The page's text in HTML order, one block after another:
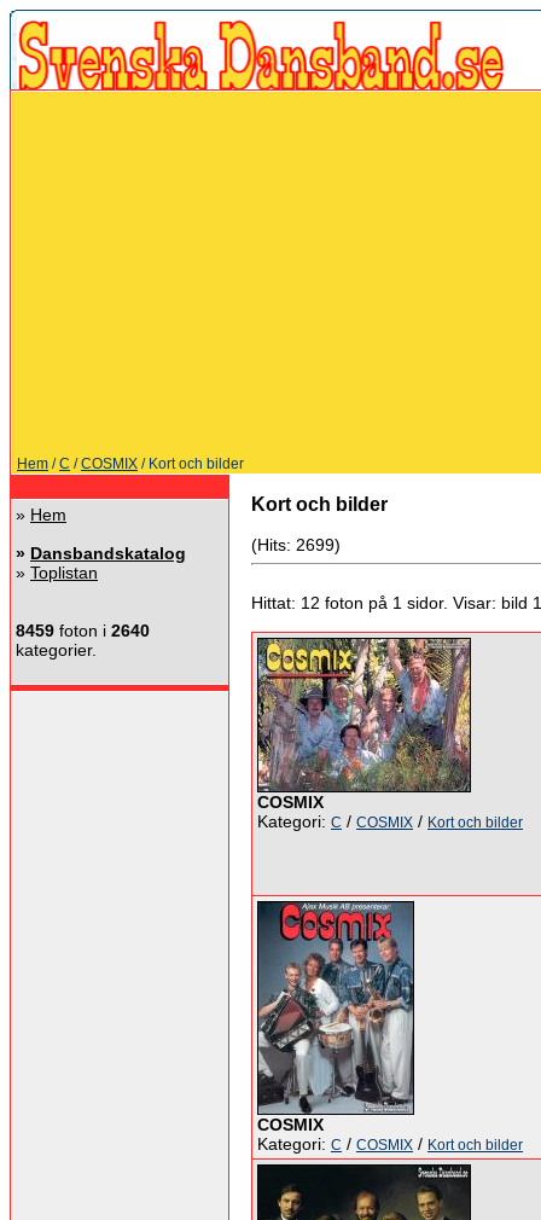
Hem /C /COSMIX / Kort och bilder
» Hem
» Dansbandskatalog
» Toplistan
8459 foton i 2640
kategorier.
Kort och bilder
(Hits: 2699)
Hittat: 12 foton på 1 sidor. Visar: bild
COSMIX
Kategori: C / COSMIX / Kort och bilder
COSMIX
Kategori: C / COSMIX / Kort och bilder